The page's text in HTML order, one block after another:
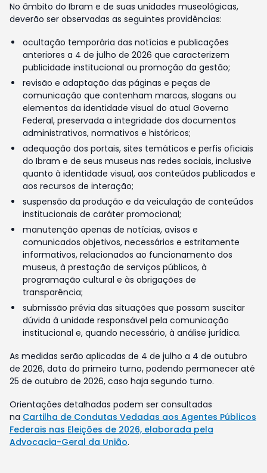
No âmbito do Ibram e de suas unidades museológicas,
deverão ser observadas as seguintes providências:
ocultação temporária das notícias e publicações
anteriores a 4 de julho de 2026 que caracterizem
publicidade institucional ou promoção da gestão;
revisão e adaptação das páginas e peças de
comunicação que contenham marcas, slogans ou
elementos da identidade visual do atual Governo
Federal, preservada a integridade dos documentos
administrativos, normativos e históricos;
adequação dos portais, sites temáticos e perfis oficiais
do Ibram e de seus museus nas redes sociais, inclusive
quanto à identidade visual, aos conteúdos publicados e
aos recursos de interação;
suspensão da produção e da veiculação de conteúdos
institucionais de caráter promocional;
manutenção apenas de notícias, avisos e
comunicados objetivos, necessários e estritamente
informativos, relacionados ao funcionamento dos
museus, à prestação de serviços públicos, à
programação cultural e às obrigações de
transparência;
submissão prévia das situações que possam suscitar
dúvida à unidade responsável pela comunicação
institucional e, quando necessário, à análise jurídica.
As medidas serão aplicadas de 4 de julho a 4 de outubro
de 2026, data do primeiro turno, podendo permanecer até
25 de outubro de 2026, caso haja segundo turno.
Orientações detalhadas podem ser consultadas
na Cartilha de Condutas Vedadas aos Agentes Públicos
Federais nas Eleições de 2026, elaborada pela
Advocacia-Geral da União.